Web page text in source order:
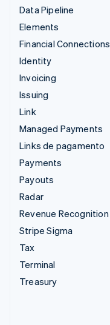
Data Pipeline
Elements
Financial Connections
Identity
Invoicing
Issuing
Link
Managed Payments
Links de pagamento
Payments
Payouts
Radar
Revenue Recognition
Stripe Sigma
Tax
Terminal
Treasury